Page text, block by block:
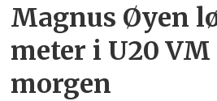
Magnus Øyen
meter i U20
morgen